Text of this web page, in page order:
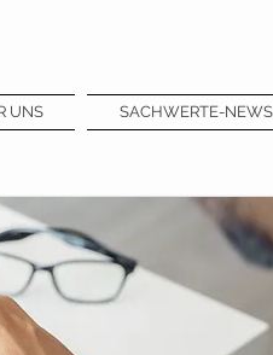
UNS SACHWERTE-NEWS